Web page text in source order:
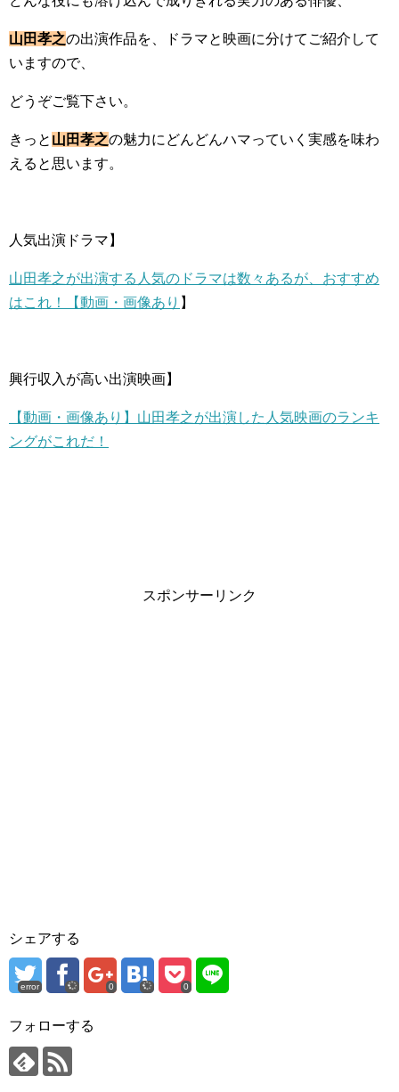
山田孝之の出演作品を、ドラマと映画に分けてご紹介して
いますので、
どうぞご覧下さい。
きっと 山田孝之の魅力にどんどんハマっていく実感を味わ
えると思います。
人気出演ドラマ】
山田孝之が出演する人気のドラマは数々あるが、おすすめ
はこれ！【動画・画像あり 】
興行収入が高い出演映画】
【動画・画像あり】山田孝之が出演した人気映画のランキ
ングがこれだ！
スポンサーリンク
シェアする
error 0 0
フォローする